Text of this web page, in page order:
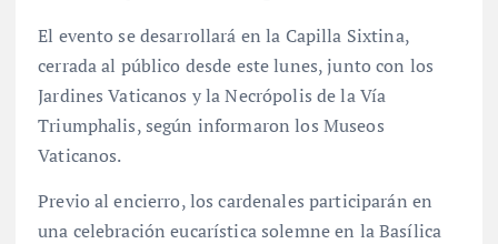
El evento se desarrollará en la Capilla Sixtina,
cerrada al público desde este lunes, junto con los
Jardines Vaticanos y la Necrópolis de la Vía
Triumphalis, según informaron los Museos
Vaticanos.
Previo al encierro, los cardenales participarán en
una celebración eucarística solemne en la Basílica